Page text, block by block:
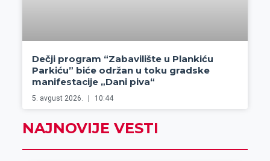
Dečji program “Zabavilište u Plankiću
Parkiću” biće održan u toku gradske
manifestacije „Dani piva“
5. avgust 2026. 10:44
NAJNOVIJE VESTI